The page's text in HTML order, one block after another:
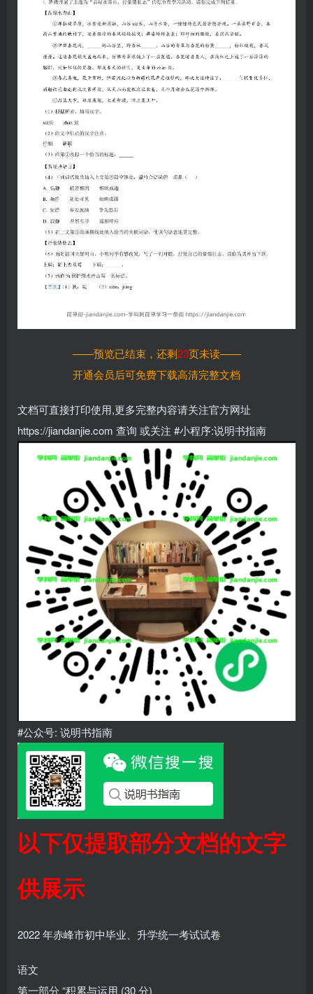
——预览已结束，还剩23页未读——
开通会员后可免费下载高清完整文档
文档可直接打印使用,更多完整内容请关注官方网址
https://jiandanjie.com 查询 或关注 #小程序:说明书指南
#公众号: 说明书指南
以下仅提取部分文档的文字
供展示
2022 年赤峰市初中毕业、升学统一考试试卷
语文
第一部分 “积累与运用 (30 分)